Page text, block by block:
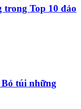
trong Top 10 đảo
túi những